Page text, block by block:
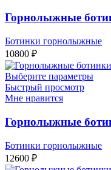
Горнолыжные
Ботинки горнолыжные
10800 ₽
Выберите параметры
Быстрый просмотр
Мне нравится
Горнолыжные
Ботинки горнолыжные
12600 ₽